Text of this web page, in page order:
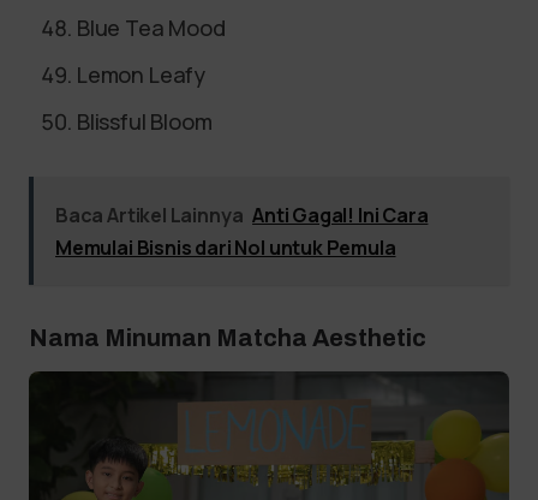
Blue Tea Mood
Lemon Leafy
Blissful Bloom
Baca Artikel Lainnya Anti Gagal! Ini Cara
Memulai Bisnis dari Nol untuk Pemula
Nama Minuman Matcha Aesthetic